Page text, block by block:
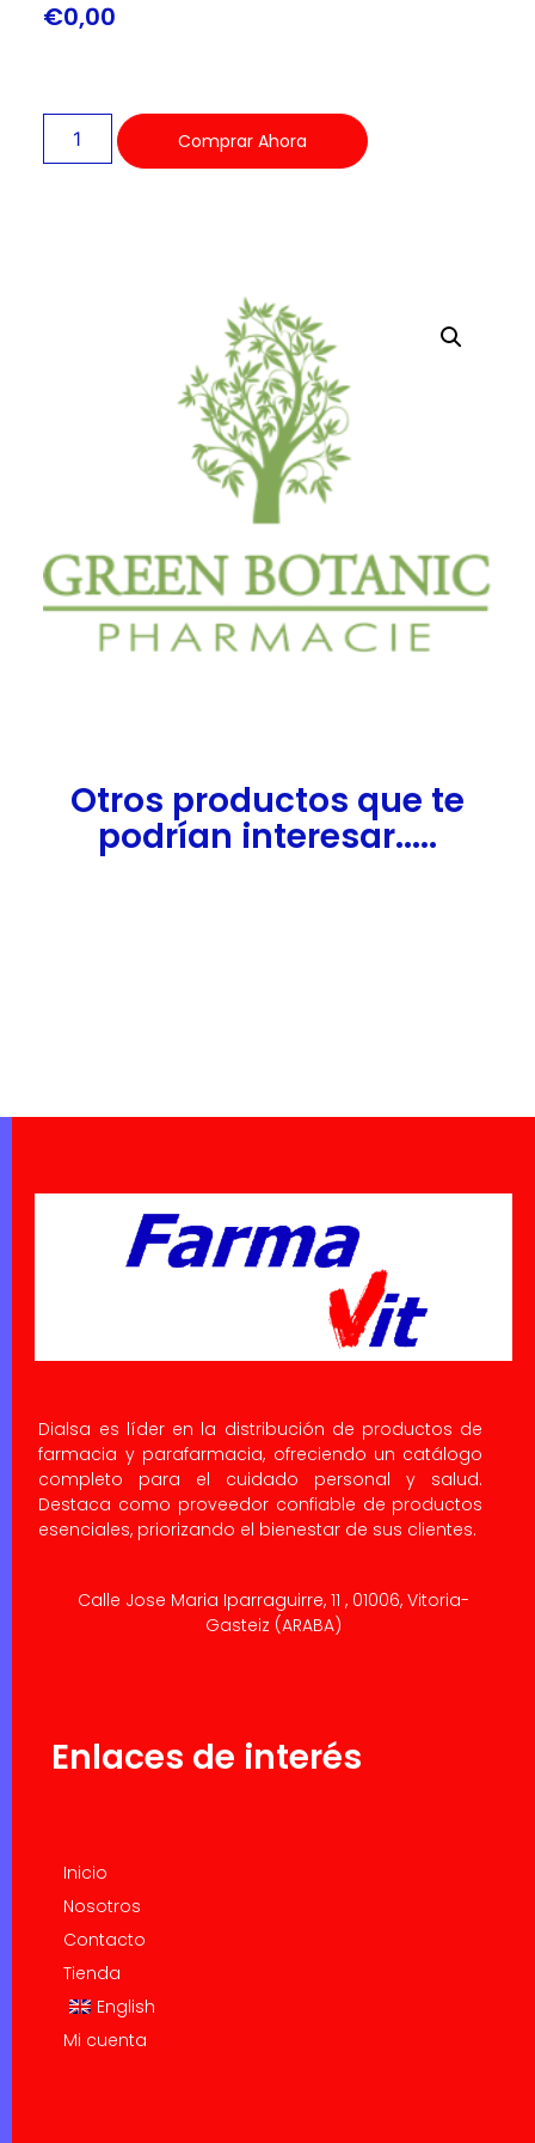
€0,00
Comprar Ahora
Otros productos que te
podrían interesar.....
Dialsa es líder en la distribución de productos de
farmacia y parafarmacia, ofreciendo un catálogo
completo para el cuidado personal y salud.
Destaca como proveedor confiable de productos
esenciales, priorizando el bienestar de sus clientes.
Calle Jose Maria Iparraguirre, 11 , 01006, Vitoria-
Gasteiz (ARABA)
Enlaces de interés
Inicio
Nosotros
Contacto
Tienda
English
Mi cuenta